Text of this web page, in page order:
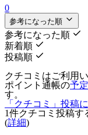
0
参考になった順
参考になった順
新着順
投稿順
クチコミはご利用
ポイント通帳の予
す。
「クチコミ」投稿
1件クチコミ投稿す
(詳細)